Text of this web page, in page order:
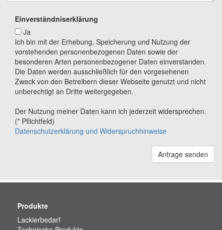
Einverständniserklärung
Ja
Ich bin mit der Erhebung, Speicherung und Nutzung der
vorstehenden personenbezogenen Daten sowie der
besonderen Arten personenbezogener Daten einverstanden.
Die Daten werden ausschließlich für den vorgesehenen
Zweck von den Betreibern dieser Webseite genutzt und nicht
unberechtigt an Dritte weitergegeben.
Der Nutzung meiner Daten kann ich jederzeit widersprechen.
(* Pflichtfeld)
Datenschutzerklärung und Widerspruchhinweise
Anfrage senden
Produkte
Lackierbedarf